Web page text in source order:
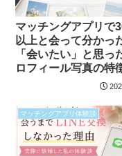
マッチングアプリで
以上と会って分かっ
「会いたい」と思っ
ロフィール写真の特
マッチングアプリ体験談